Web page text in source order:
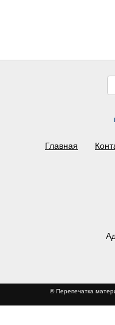
Главная
© Перепечатка